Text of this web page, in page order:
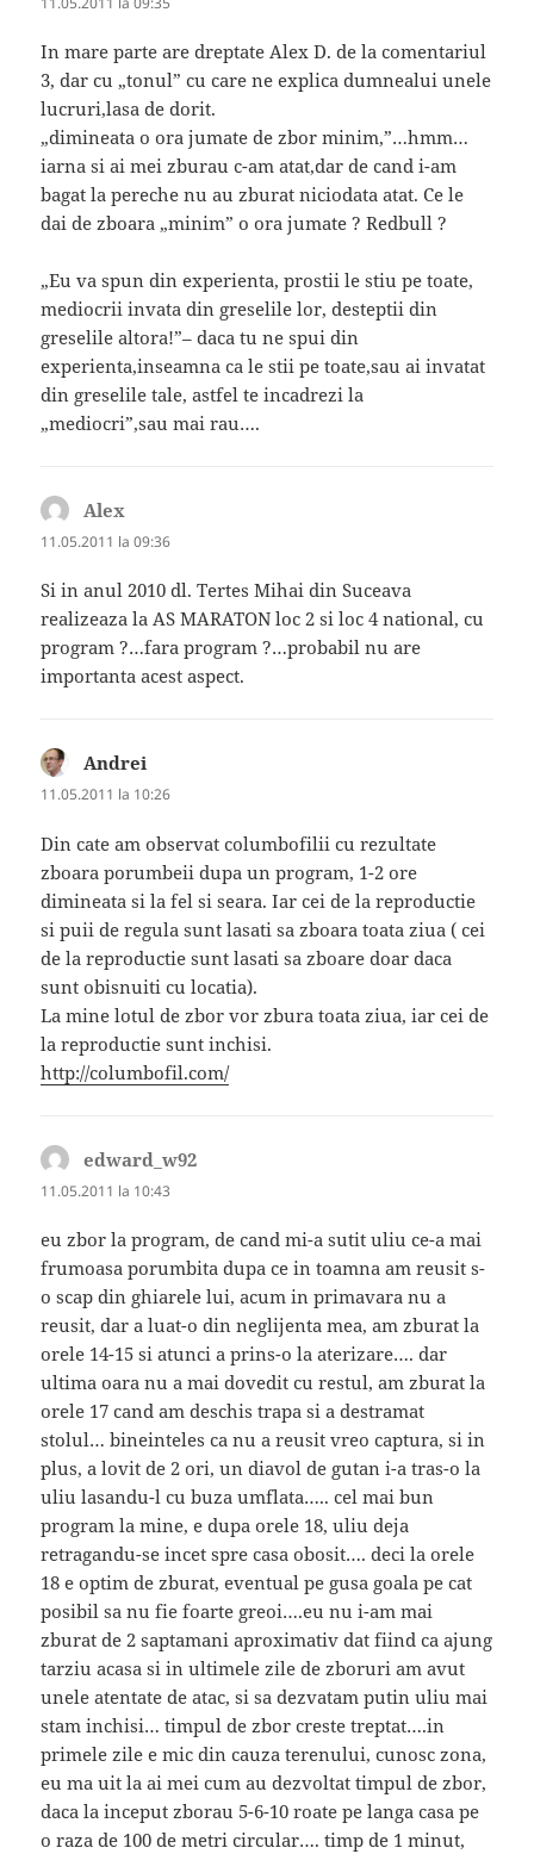
In mare parte are dreptate Alex D. de la comentariul
3, dar cu „tonul” cu care ne explica dumnealui unele
lucruri,lasa de dorit.
„dimineata o ora jumate de zbor minim,”…hmm…
iarna si ai mei zburau c-am atat,dar de cand i-am
bagat la pereche nu au zburat niciodata atat. Ce le
dai de zboara „minim” o ora jumate ? Redbull ?
„Eu va spun din experienta, prostii le stiu pe toate,
mediocrii invata din greselile lor, desteptii din
greselile altora!”– daca tu ne spui din
experienta,inseamna ca le stii pe toate,sau ai invatat
din greselile tale, astfel te incadrezi la
„mediocri”,sau mai rau….
Alex
11.05.2011 la 09:36
Si in anul 2010 dl. Tertes Mihai din Suceava
realizeaza la AS MARATON loc 2 si loc 4 national, cu
program ?…fara program ?…probabil nu are
importanta acest aspect.
Andrei
11.05.2011 la 10:26
Din cate am observat columbofilii cu rezultate
zboara porumbeii dupa un program, 1-2 ore
dimineata si la fel si seara. Iar cei de la reproductie
si puii de regula sunt lasati sa zboara toata ziua ( cei
de la reproductie sunt lasati sa zboare doar daca
sunt obisnuiti cu locatia).
La mine lotul de zbor vor zbura toata ziua, iar cei de
la reproductie sunt inchisi.
http://columbofil.com/
edward_w92
11.05.2011 la 10:43
eu zbor la program, de cand mi-a sutit uliu ce-a mai
frumoasa porumbita dupa ce in toamna am reusit s-
o scap din ghiarele lui, acum in primavara nu a
reusit, dar a luat-o din neglijenta mea, am zburat la
orele 14-15 si atunci a prins-o la aterizare…. dar
ultima oara nu a mai dovedit cu restul, am zburat la
orele 17 cand am deschis trapa si a destramat
stolul… bineinteles ca nu a reusit vreo captura, si in
plus, a lovit de 2 ori, un diavol de gutan i-a tras-o la
uliu lasandu-l cu buza umflata….. cel mai bun
program la mine, e dupa orele 18, uliu deja
retragandu-se incet spre casa obosit…. deci la orele
18 e optim de zburat, eventual pe gusa goala pe cat
posibil sa nu fie foarte greoi….eu nu i-am mai
zburat de 2 saptamani aproximativ dat fiind ca ajung
tarziu acasa si in ultimele zile de zboruri am avut
unele atentate de atac, si sa dezvatam putin uliu mai
stam inchisi… timpul de zbor creste treptat….in
primele zile e mic din cauza terenului, cunosc zona,
eu ma uit la ai mei cum au dezvoltat timpul de zbor,
daca la inceput zborau 5-6-10 roate pe langa casa pe
o raza de 100 de metri circular…. timp de 1 minut,